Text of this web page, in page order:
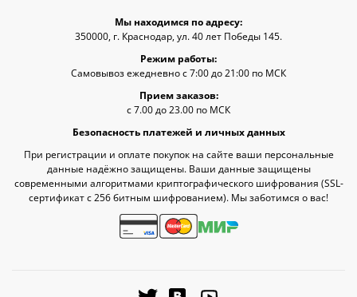
Мы находимся по адресу:
350000, г. Краснодар, ул. 40 лет Победы 145.
Режим работы:
Самовывоз ежедневно с 7:00 до 21:00 по МСК
Прием заказов:
с 7.00 до 23.00 по МСК
Безопасность платежей и личных данных
При регистрации и оплате покупок на сайте ваши персональные
данные надёжно защищены. Ваши данные защищены
современными алгоритмами криптографического шифрования (SSL-
сертификат c 256 битным шифрованием). Мы заботимся о вас!